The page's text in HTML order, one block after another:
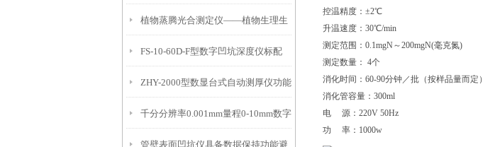
便携式检测工具
植物蒸腾光合测定仪——植物生理生
态的实时监测设备
FS-10-60D-F型数字凹坑深度仪标配
IP54级表头分辨率0.01mm量程
10mm！
ZHY-2000型数显台式自动测厚仪功能
特点
千分分辨率0.001mm量程0-10mm数字
管壁表面凹坑仪具备数据保持功能避
控温精度：±2℃
升温速度：30℃/min
测定范围：0.1mgN～200mgN(毫克氮)
测定数量： 4个
消化时间：60-90分钟／批（按样品量而定）
消化管容量：300ml
电 源：220V 50Hz
功 率：1000w